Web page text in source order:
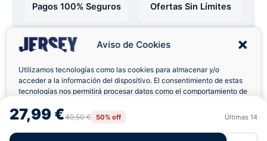
Aviso de Cookies
Utilizamos tecnologías como las cookies para almacenar y/o
acceder a la información del dispositivo. El consentimiento de estas
tecnologías nos permitirá procesar datos como el comportamiento de
retirar el consentimiento, puede afectar negativamente a ciertas
características y funciones.
Rechazar
27,99 €49,50 € 50% off Últimas 14
Pagos 100% Seguros Ofertas Sin Límites
★★★★★ 4,7 basado en 12+ reseñas
¿Tienes dudas con la talla o el envío?
Escríbenos por WhatsApp